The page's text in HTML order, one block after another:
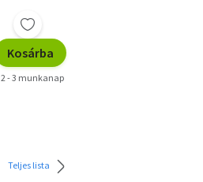
Kosárba
2 - 3 munkanap
Teljes lista